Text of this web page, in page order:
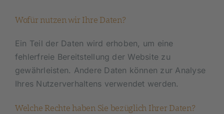
Wofür nutzen wir Ihre Daten?
Ein Teil der Daten wird erhoben, um eine
fehlerfreie Bereitstellung der Website zu
gewährleisten. Andere Daten können zur Analyse
Ihres Nutzerverhaltens verwendet werden.
Welche Rechte haben Sie bezüglich Ihrer Daten?